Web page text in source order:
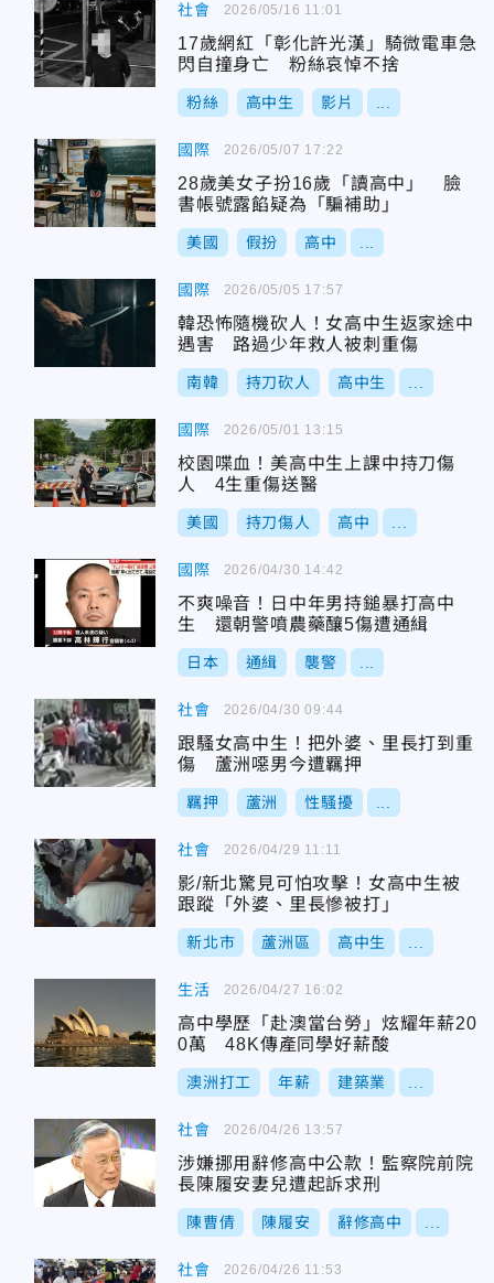
社會
17歲網紅「彰化許光漢」騎微電車急
閃自撞身亡 粉絲哀悼不捨
粉絲 高中生 影片
2026/05/16 11:01
國際
28歲美女子扮16歲「讀高中」 臉
書帳號露餡疑為「騙補助」
美國 假扮 高中
2026/05/07 17:22
國際
韓恐怖隨機砍人！女高中生返家途中
遇害 路過少年救人被刺重傷
南韓 持刀砍人 高中生
2026/05/05 17:57
國際
校園喋血！美高中生上課中持刀傷
人 4生重傷送醫
美國 持刀傷人 高中
2026/05/01 13:15
國際
不爽噪音！日中年男持鎚暴打高中
生 還朝警噴農藥釀5傷遭通緝
日本 通緝 襲警
2026/04/30 14:42
社會
跟騷女高中生！把外婆、里長打到重
傷 蘆洲噁男今遭羈押
羈押 蘆洲 性騷擾
2026/04/30 09:44
社會
影/新北驚見可怕攻擊！女高中生被
跟蹤「外婆、里長慘被打」
新北市 蘆洲區 高中生
2026/04/29 11:11
生活
高中學歷「赴澳當台勞」炫耀年薪20
0萬 48K傳產同學好薪酸
澳洲打工 年薪 建築業
2026/04/27 16:02
社會
涉嫌挪用辭修高中公款！監察院前院
長陳履安妻兒遭起訴求刑
陳曹倩 陳履安 辭修高中
2026/04/26 13:57
社會 2026/04/26 11:53